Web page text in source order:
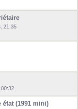
21:35
état (1991 mini)